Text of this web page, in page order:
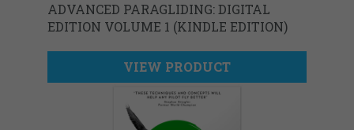
ADVANCED PARAGLIDING: DIGITAL
EDITION VOLUME 1 (KINDLE EDITION)
VIEW PRODUCT